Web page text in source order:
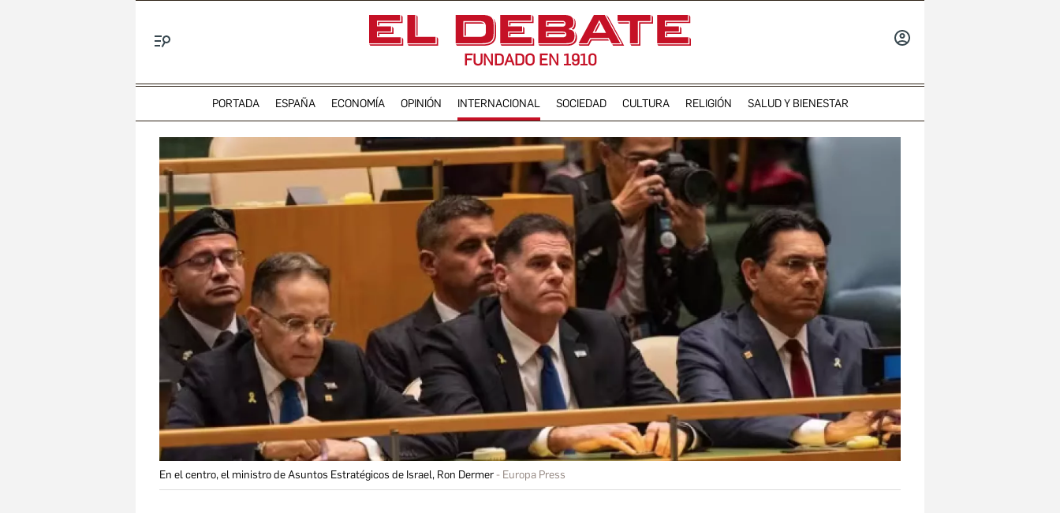
FUNDADO EN 1910
PORTADA ESPAÑA ECONOMÍA OPINIÓN INTERNACIONAL SOCIEDAD CULTURA RELIGIÓN SALUD Y BIENESTAR
En el centro, el ministro de Asuntos Estratégicos de Israel, Ron Dermer Europa Press